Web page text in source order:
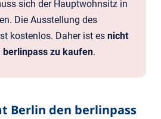
sich der Hauptwohnsitz in
Die Ausstellung des
kostenlos. Daher ist es nicht
berlinpass zu kaufen.
Berlin den berlinpass